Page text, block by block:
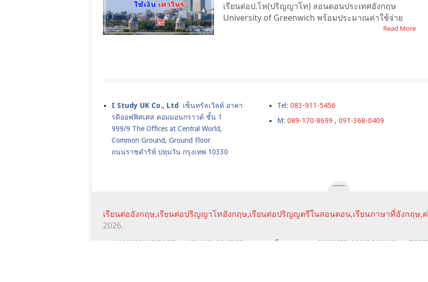
เรียนต่อป.โท(ปริญญาโท) ลอนดอนประเทศอังกฤษ
University of Greenwich พร้อมประมาณค่าใช้จ่าย
Read More
I Study UK Co., Ltd เซ็นทรัลเวิลด์ อาคา
รดิออฟฟิศเศส คอมมอนกราวด์ ชั้น 1
999/9 The Offices at Central World,
Common Ground, Ground Floor
ถนนราชดำริห์ ปทุมวัน กรุงเทพ 10330
Tel: 083-911-5456
M: 089-170-8699 , 091-368-0409
เรียนต่ออังกฤษ,เรียนต่อปริญญาโทอังกฤษ,เรียนต่อปริญญตรีในลอนดอน,เรียนภาษาที่อังกฤษ,
2026.
JANUARY INTAKE UK JAN COURSE ราคาเรียนภาษา SUMMER CAMPS IN UK